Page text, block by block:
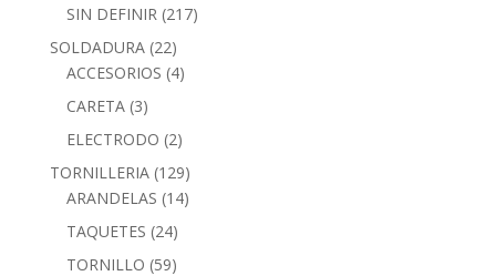
SIN DEFINIR (217)
SOLDADURA (22)
ACCESORIOS (4)
CARETA (3)
ELECTRODO (2)
TORNILLERIA (129)
ARANDELAS (14)
TAQUETES (24)
TORNILLO (59)